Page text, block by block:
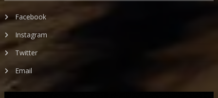
Facebook
Instagram
Twitter
Email